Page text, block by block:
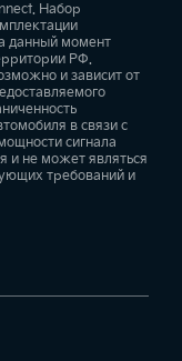
Набор
данный момент
РФ.
и зависит от
в связи с
сигнала
и не может являться
требований и